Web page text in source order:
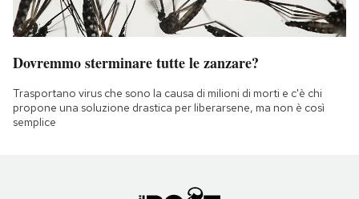
Dovremmo sterminare tutte le zanzare?
Trasportano virus che sono la causa di milioni di morti e c'è chi
propone una soluzione drastica per liberarsene, ma non è così
semplice